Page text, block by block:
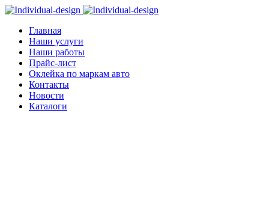
Главная
Наши услуги
Наши работы
Прайс-лист
Оклейка по маркам авто
Контакты
Новости
Каталоги